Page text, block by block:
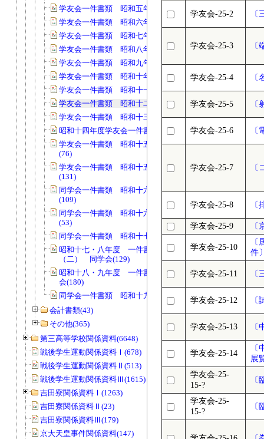
学友会一件書類 昭和五年度(109)
学友会一件書類 昭和六年度(90)
学友会一件書類 昭和七年度(101)
学友会一件書類 昭和八年度(103)
学友会一件書類 昭和九年度(134)
学友会一件書類 昭和十年度(107)
学友会一件書類 昭和十一年度(130)
学友会一件書類 昭和十二年(140)
学友会一件書類 昭和十三年(238)
昭和十四年度学友会一件書類綴(219)
学友会一件書類 昭和十五年度【1】
(76)
学友会一件書類 昭和十五年度【2】
(131)
同学会一件書類 昭和十六年度【1】
(109)
同学会一件書類 昭和十六年度【2】
(53)
同学会一件書類 昭和十七年度(175)
昭和十七・八年度 一件書類綴
（二） 同学会(129)
昭和十八・九年度 一件書類綴 同学
会(180)
同学会一件書類 昭和十九年(140)
会計書類(43)
その他(365)
第三高等学校関係資料(6648)
戦後学生運動関係資料Ⅰ(678)
戦後学生運動関係資料Ⅱ(513)
戦後学生運動関係資料Ⅲ(1615)
吉田寮関係資料Ⅰ(1263)
吉田寮関係資料Ⅱ(23)
吉田寮関係資料Ⅲ(179)
京大天皇事件関係資料(147)
学友会-25-2
学友会-25-3 〔
学友会-25-4
学友会-25-5
学友会-25-6 〔
学友会-25-7 〔
学友会-25-8
学友会-25-9
学友会-25-10
件
学友会-25-11
学友会-25-12
学友会-25-13
学友会-25-14
展
学友会-25-
15-?
学友会-25-
15-?